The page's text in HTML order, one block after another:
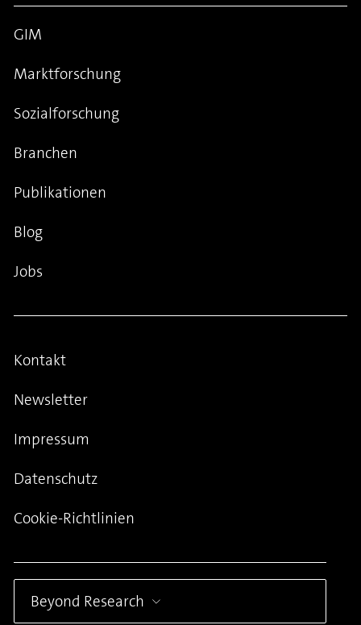
GIM
Marktforschung
Sozialforschung
Branchen
Publikationen
Blog
Jobs
Kontakt
Newsletter
Impressum
Datenschutz
Cookie-Richtlinien
Beyond Research